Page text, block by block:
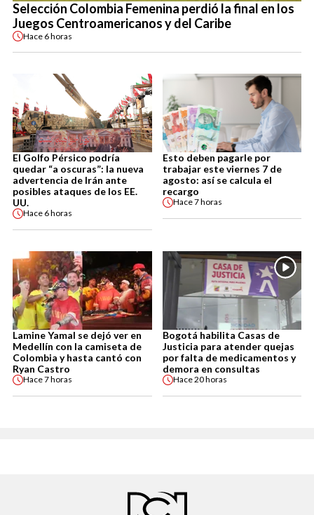
Selección Colombia Femenina perdió la final en los
Juegos Centroamericanos y del Caribe
Hace 6 horas
El Golfo Pérsico podría
quedar “a oscuras”: la nueva
advertencia de Irán ante
posibles ataques de los EE.
UU.
Hace 6 horas
Esto deben pagarle por
trabajar este viernes 7 de
agosto: así se calcula el
recargo
Hace7 horas
Lamine Yamal se dejó ver en
Medellín con la camiseta de
Colombia y hasta cantó con
Ryan Castro
Hace7 horas
Bogotá habilita Casas de
Justicia para atender quejas
por falta de medicamentos y
demora en consultas
Hace20 horas